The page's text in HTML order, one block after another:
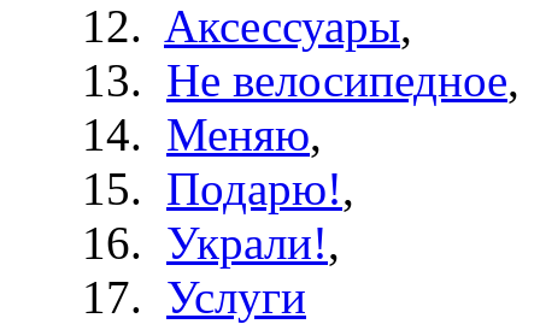
Aксессуары,
Не велосипедное,
Меняю,
Подарю!,
Украли!,
Услуги